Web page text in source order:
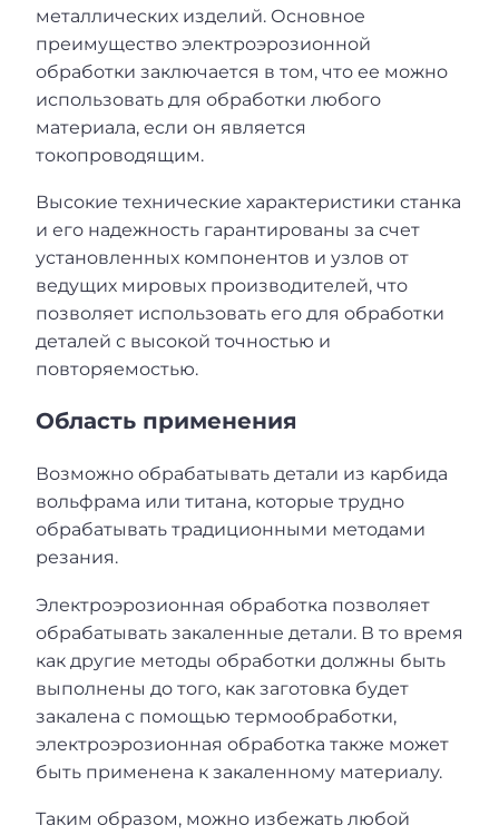
металлических изделий. Основное
преимущество электроэрозионной
обработки заключается в том, что ее можно
использовать для обработки любого
материала, если он является
токопроводящим.
Высокие технические характеристики станка
и его надежность гарантированы за счет
установленных компонентов и узлов от
ведущих мировых производителей, что
позволяет использовать его для обработки
деталей с высокой точностью и
повторяемостью.
Область применения
Возможно обрабатывать детали из карбида
вольфрама или титана, которые трудно
обрабатывать традиционными методами
резания.
Электроэрозионная обработка позволяет
обрабатывать закаленные детали. В то время
как другие методы обработки должны быть
выполнены до того, как заготовка будет
закалена с помощью термообработки,
электроэрозионная обработка также может
быть применена к закаленному материалу.
Таким образом, можно избежать любой